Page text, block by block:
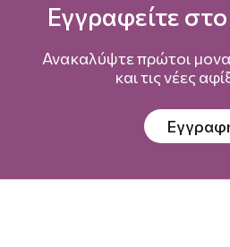
Εγγραφείτε
Ανακαλύψτε πρώτοι
και τις νέες